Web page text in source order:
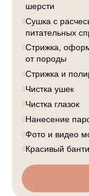
шерсти
Сушка с
питательных
Стрижка,
от породы
Стрижка и
Чистка ушек
Чистка глазок
Нанесение
Фото и видео
Красивый